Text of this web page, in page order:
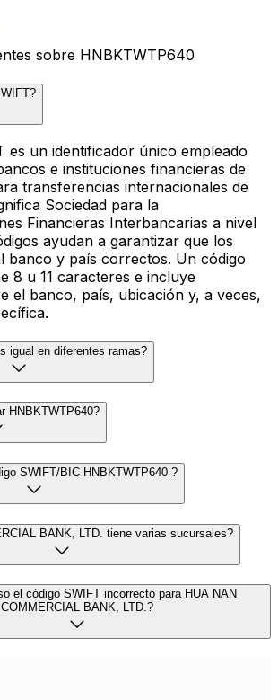
sobre HNBKTWTP640
es un identificador único empleado
e instituciones financieras de
transferencias internacionales de
Sociedad para la
Financieras Interbancarias a nivel
ayudan a garantizar que los
banco y país correctos. Un código
8 u 11 caracteres e incluye
el banco, país, ubicación y, a veces,
igual en diferentes ramas?
HNBKTWTP640?
SWIFT/BIC HNBKTWTP640 ?
BANK, LTD. tiene varias sucursales?
el código SWIFT incorrecto para HUA NAN
COMMERCIAL BANK, LTD.?